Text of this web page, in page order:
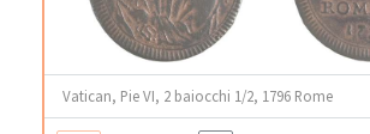
Vatican, Pie VI, 2 baiocchi 1/2, 1796 Rome